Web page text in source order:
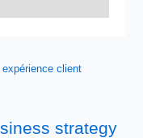
client
strategy